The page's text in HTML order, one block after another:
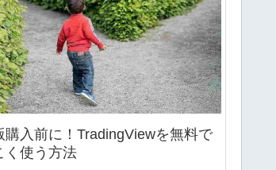
購入前に！TradingViewを無料で
く使う方法